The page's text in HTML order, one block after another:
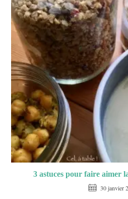
3 astuces pour faire aimer
30 janvier